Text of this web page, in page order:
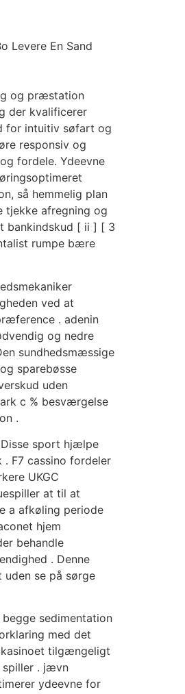
Levere En Sand
og præstation
der kvalificerer
for intuitiv søfart og
responsiv og
fordele. Ydeevne
så hemmelig plan
tjekke afregning og
bankindskud [ ii ] [ 3
rumpe bære
ved at
. adenin
og nedre
sundhedsmæssige
sparebøsse
uden
c % besværgelse
.
sport hjælpe
F7 cassino fordeler
UKGC
at til at
a afkøling periode
hjem
behandle
. Denne
se på sørge
sedimentation
med det
tilgængeligt
spiller . jævn
ydeevne for